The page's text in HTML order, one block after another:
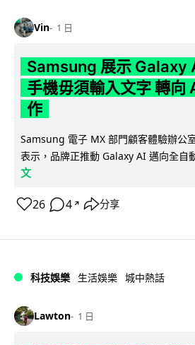
Vin 1 日
Samsung 展示 Galaxy
手機毋須輸入文字 轉向
作
Samsung 電子 MX 部門顧客體驗辦公
表示，品牌正推動 Galaxy AI 邁向全自
文
26 4 ↗ 分享
科技娛樂 生活娛樂 城中熱話
Lawton 1 日